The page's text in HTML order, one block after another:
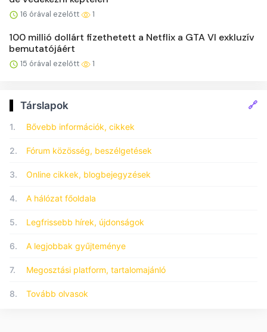
16 órával ezelőtt 1
100 millió dollárt fizethetett a Netflix a GTA VI exkluzív
bemutatójáért
15 órával ezelőtt 1
Társlapok 🔗
1. Bővebb információk, cikkek
2. Fórum közösség, beszélgetések
3. Online cikkek, blogbejegyzések
4. A hálózat főoldala
5. Legfrissebb hírek, újdonságok
6. A legjobbak gyűjteménye
7. Megosztási platform, tartalomajánló
8. Tovább olvasok